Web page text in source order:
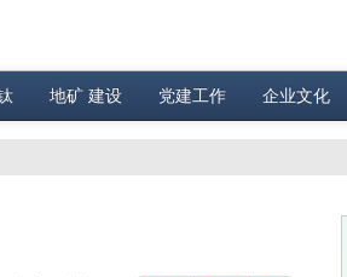
地矿 建设 党建工作 企业文化